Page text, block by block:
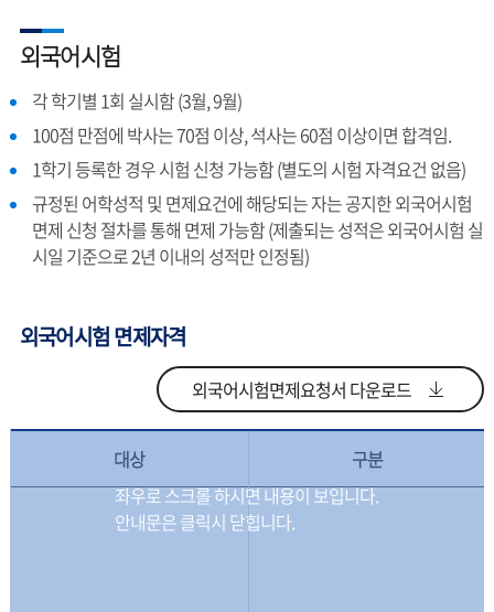
외국어시험
각 학기별 1회 실시함 (3월, 9월)
100점 만점에 박사는 70점 이상, 석사는 60점 이상이면 합격임.
1학기 등록한 경우 시험 신청 가능함 (별도의 시험 자격요건 없음)
규정된 어학성적 및 면제요건에 해당되는 자는 공지한 외국어시험
면제 신청 절차를 통해 면제 가능함 (제출되는 성적은 외국어시험 실
시일 기준으로 2년 이내의 성적만 인정됨)
외국어시험 면제자격
외국어시험면제요청서 다운로드
대상 구분